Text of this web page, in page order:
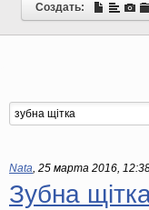
Создать:
Nata, 25 марта 2016,
Зубна